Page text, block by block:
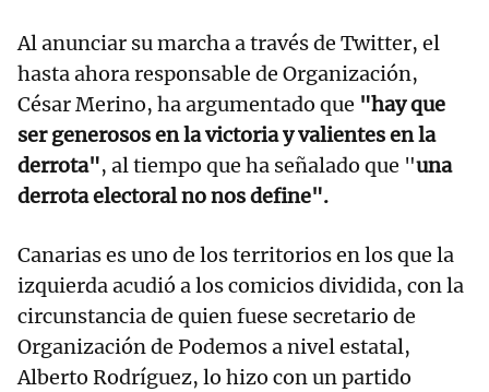
Al anunciar su marcha a través de Twitter, el
hasta ahora responsable de Organización,
César Merino, ha argumentado que "hay que
ser generosos en la victoria y valientes en la
derrota", al tiempo que ha señalado que "una
derrota electoral no nos define".
Canarias es uno de los territorios en los que la
izquierda acudió a los comicios dividida, con la
circunstancia de quien fuese secretario de
Organización de Podemos a nivel estatal,
Alberto Rodríguez, lo hizo con un partido